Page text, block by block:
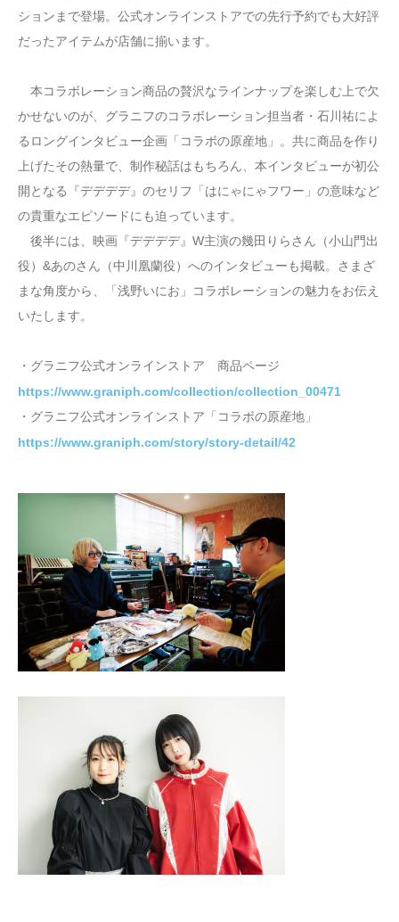
ションまで登場。公式オンラインストアでの先行予約でも大好評
だったアイテムが店舗に揃います。
本コラボレーション商品の贅沢なラインナップを楽しむ上で欠
かせないのが、グラニフのコラボレーション担当者・石川祐によ
るロングインタビュー企画「コラボの原産地」。共に商品を作り
上げたその熱量で、制作秘話はもちろん、本インタビューが初公
開となる『デデデデ』のセリフ「はにゃにゃフワー」の意味など
の貴重なエピソードにも迫っています。
後半には、映画『デデデデ』W主演の幾田りらさん（小山門出
役）&あのさん（中川凰蘭役）へのインタビューも掲載。さまざ
まな角度から、「浅野いにお」コラボレーションの魅力をお伝え
いたします。
・グラニフ公式オンラインストア 商品ページ
https://www.graniph.com/collection/collection_00471
・グラニフ公式オンラインストア「コラボの原産地」
https://www.graniph.com/story/story-detail/42